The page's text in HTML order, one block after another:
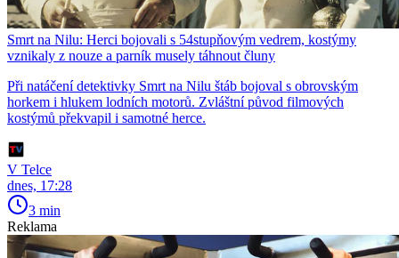
Smrt na Nilu: Herci bojovali s 54stupňovým vedrem, kostýmy
vznikaly z nouze a parník musely táhnout čluny
Při natáčení detektivky Smrt na Nilu štáb bojoval s obrovským
horkem i hlukem lodních motorů. Zvláštní původ filmových
kostýmů překvapil i samotné herce.
V Telce
dnes, 17:28
3 min
Reklama